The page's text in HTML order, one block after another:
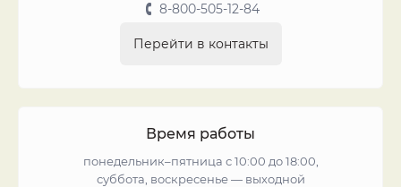
8-800-505-12-84
Перейти в контакты
Время работы
понедельник–пятница с 10:00 до 18:00,
суббота, воскресенье — выходной